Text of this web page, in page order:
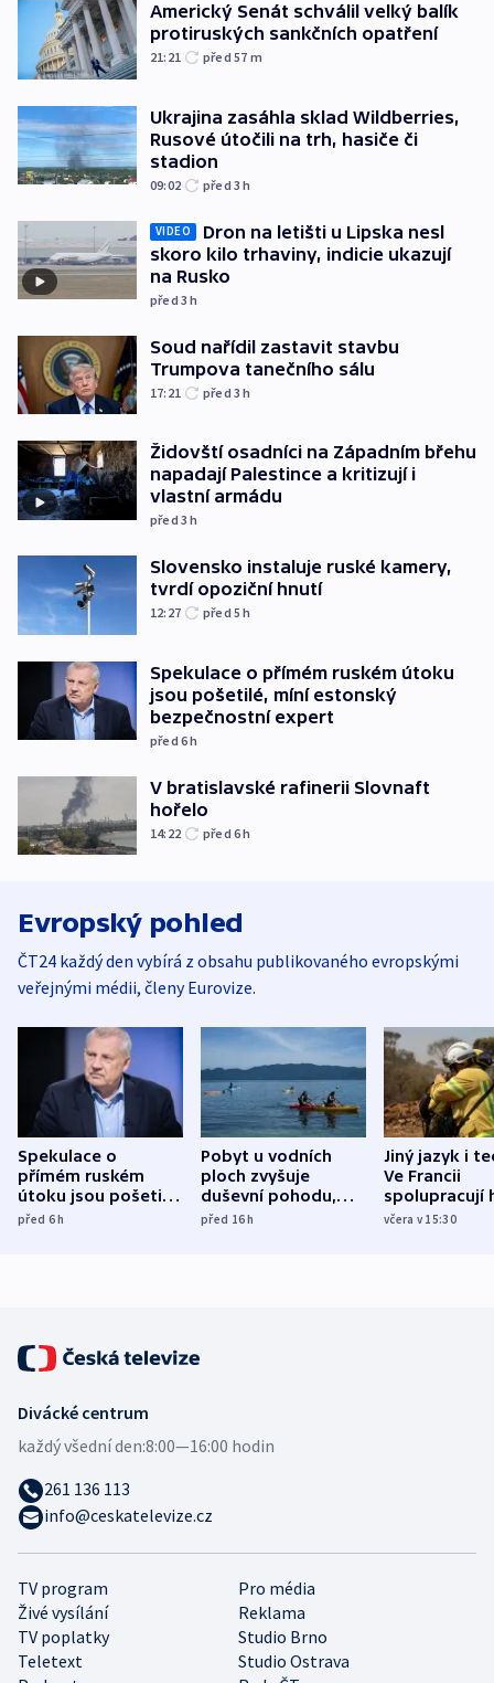
Americký Senát schválil velký balík
protiruských sankčních opatření
21:21 před 57 m
Ukrajina zasáhla sklad Wildberries,
Rusové útočili na trh, hasiče či
stadion
09:02 před 3h
VIDEO
Dron na letišti u Lipska nesl
skoro kilo trhaviny, indicie ukazují
na Rusko
před 3h
Soud nařídil zastavit stavbu
Trumpova tanečního sálu
17:21 před 3h
Židovští osadníci na Západním břehu
napadají Palestince a kritizují i
vlastní armádu
před 3h
Slovensko instaluje ruské kamery,
tvrdí opoziční hnutí
12:27 před 5h
Spekulace o přímém ruském útoku
jsou pošetilé, míní estonský
bezpečnostní expert
před 6h
V bratislavské rafinerii Slovnaft
hořelo
14:22 před 6h
Evropský pohled
ČT24 každý den vybírá z obsahu publikovaného evropskými
veřejnými médii, členy Eurovize.
Spekulace o
přímém ruském
útoku jsou pošetilé,
míní estonský
před 6h
Pobyt u vodních
ploch zvyšuje
duševní pohodu,
ukázala
před 16h
Jiný jazyk i
Ve Francii
spolupracují
různých zemí
včera v 15:30
TV program
Pro média
Živé vysílání
Reklama
TV poplatky
Studio Brno
Teletext
Studio Ostrava
Divácké centrum
každý všední den:8:00—16:00 hodin
261 136 113
info@ceskatelevize.cz